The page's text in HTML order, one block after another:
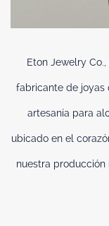
Eton Jewelry
fabricante de joyas
artesanía para
ubicado en el
nuestra
e innovadores